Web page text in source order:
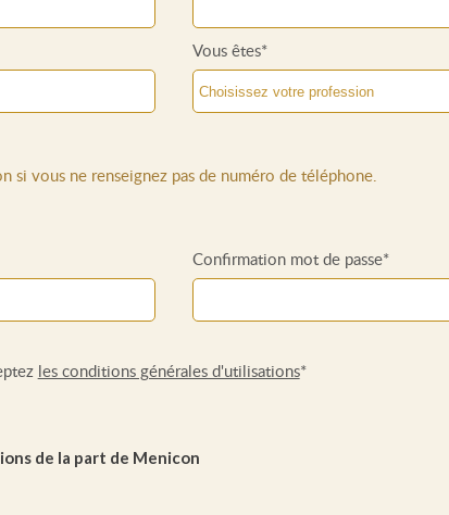
Vous êtes*
si vous ne renseignez pas de numéro de téléphone.
Confirmation mot de passe*
les conditions générales d'utilisations*
de la part de Menicon